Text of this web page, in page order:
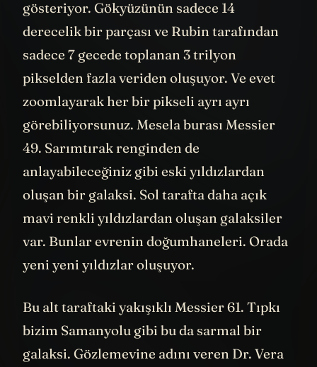
uzaklıkta Başak Kümesi ve çevresini
gösteriyor. Gökyüzünün sadece 14
derecelik bir parçası ve Rubin tarafından
sadece 7 gecede toplanan 3 trilyon
pikselden fazla veriden oluşuyor. Ve evet
zoomlayarak her bir pikseli ayrı ayrı
görebiliyorsunuz. Mesela burası Messier
49. Sarımtırak renginden de
anlayabileceğiniz gibi eski yıldızlardan
oluşan bir galaksi. Sol tarafta daha açık
mavi renkli yıldızlardan oluşan galaksiler
var. Bunlar evrenin doğumhaneleri. Orada
Bu alt taraftaki yakışıklı Messier 61. Tıpkı
bizim Samanyolu gibi bu da sarmal bir